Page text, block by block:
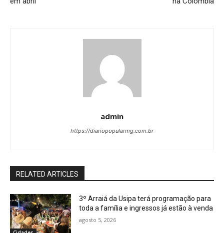
admin
https://diariopopularmg.com.br
RELATED ARTICLES
3º Arraiá da Usipa terá programação para
toda a família e ingressos já estão à venda
agosto 5, 2026